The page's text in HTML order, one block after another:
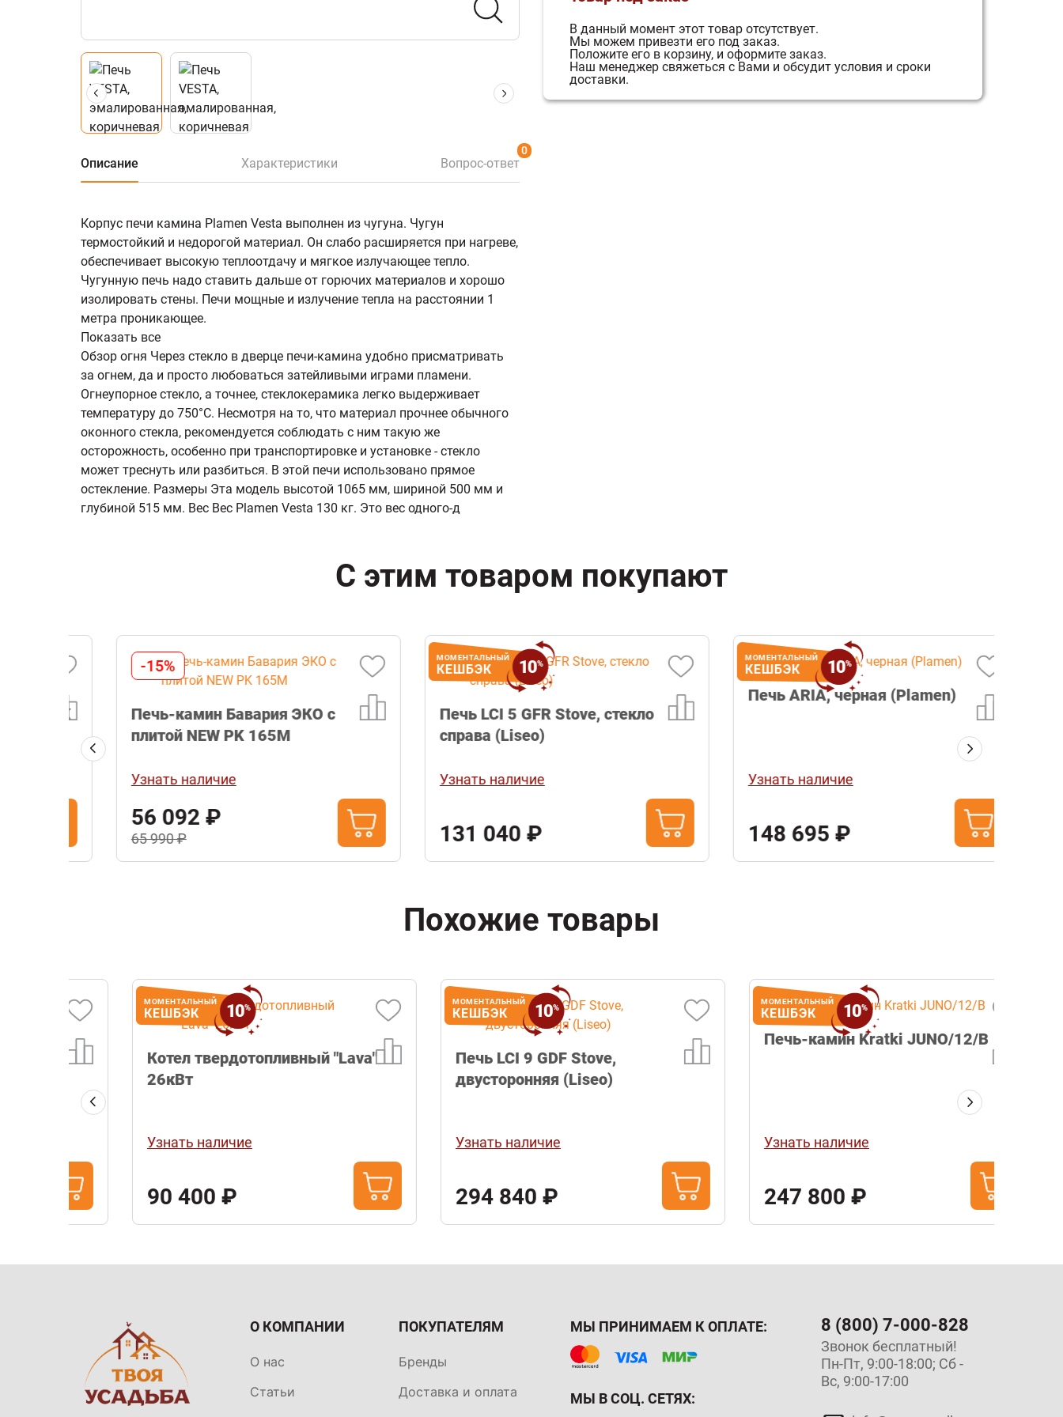
Описание Характеристики Вопрос-ответ
0
Корпус печи камина Plamen Vesta выполнен из чугуна. Чугун
термостойкий и недорогой материал. Он слабо расширяется при нагреве,
обеспечивает высокую теплоотдачу и мягкое излучающее тепло.
Чугунную печь надо ставить дальше от горючих материалов и хорошо
изолировать стены. Печи мощные и излучение тепла на расстоянии 1
метра проникающее.
Показать все
Обзор огня Через стекло в дверце печи-камина удобно присматривать
за огнем, да и просто любоваться затейливыми играми пламени.
Огнеупорное стекло, а точнее, стеклокерамика легко выдерживает
температуру до 750°C. Несмотря на то, что материал прочнее обычного
оконного стекла, рекомендуется соблюдать с ним такую же
осторожность, особенно при транспортировке и установке - стекло
может треснуть или разбиться. В этой печи использовано прямое
остекление. Размеры Эта модель высотой 1065 мм, шириной 500 мм и
глубиной 515 мм. Вес Вес Plamen Vesta 130 кг. Это вес одного-д
В данный момент этот товар отсутствует.
Мы можем привезти его под заказ.
Положите его в корзину, и оформите заказ.
Наш менеджер свяжеться с Вами и обсудит условия и сроки
доставки.
С этим товаром покупают
Печь-камин Бавария ЭКО с
плитой NEW PK 165М
Узнать наличие
56 092 ₽
65 990 ₽
МОМЕНТАЛЬНЫЙ
КЕШБЭК 10
Печь LCI 5 GFR Stove, стекло
справа (Liseo)
Узнать наличие
131 040 ₽
МОМЕНТАЛЬНЫЙ
КЕШБЭК 10
Печь ARIA, черная (Plamen)
Узнать наличие
148 695 ₽
Похожие товары
МОМЕНТАЛЬНЫЙ
КЕШБЭК 10%
Котел твердотопливный "Lava"
Узнать наличие
90 400 ₽
МОМЕНТАЛЬНЫЙ
КЕШБЭК 10%
Печь LCI 9 GDF Stove,
двусторонняя (Liseo)
Узнать наличие
294 840 ₽
МОМЕНТАЛЬНЫЙ
КЕШБЭК 10%
Печь-камин Kratki JUNO/12/B
Узнать наличие
247 800 ₽
О КОМПАНИИ
О нас
Статьи
ПОКУПАТЕЛЯМ
Бренды
Доставка и оплата
МЫ ПРИНИМАЕМ К ОПЛАТЕ:
МЫ В СОЦ. СЕТЯХ:
8 (800) 7-000-828
Звонок бесплатный!
Пн-Пт, 9:00-18:00; Сб -
Вс, 9:00-17:00